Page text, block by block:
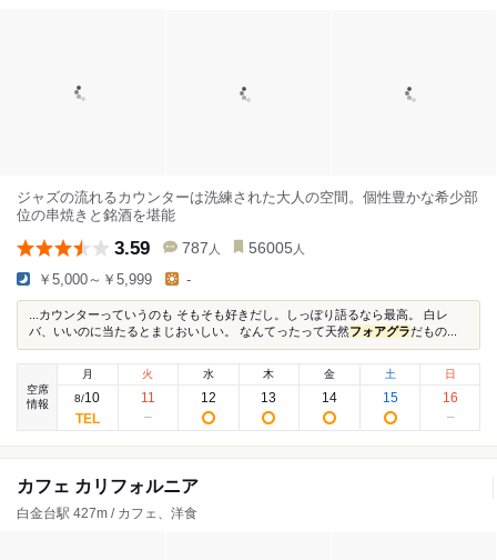
ジャズの流れるカウンターは洗練された大人の空間。個性豊かな希少部
位の串焼きと銘酒を堪能
3.59 787 人 56005 人
￥5,000～￥5,999 -
...カウンターっていうのも そもそも好きだし。しっぽり語るなら最高。 白レ
バ、いいのに当たるとまじおいしい。 なんてったって天然フォアグラだもの...
空席
情報
月
8/10
火
11
水
12
木
13
金
14
土
15
日
16
カフェ カリフォルニア
白金台駅 427m / カフェ、洋食